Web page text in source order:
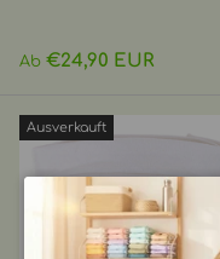
Normaler Preis
Ab €24,90 EUR
Ausverkauft